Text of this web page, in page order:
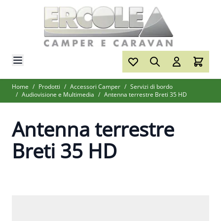
Salta al contenuto
Home / Prodotti / Accessori Camper / Servizi di bordo
/ Audiovisione e Multimedia / Antenna terrestre Breti 35 HD
Antenna terrestre
Breti 35 HD